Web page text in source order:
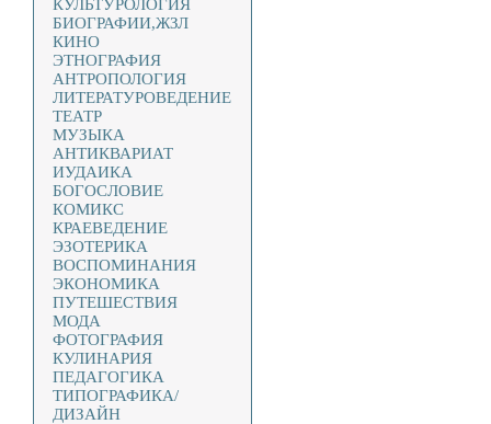
КУЛЬТУРОЛОГИЯ
БИОГРАФИИ,ЖЗЛ
КИНО
ЭТНОГРАФИЯ
АНТРОПОЛОГИЯ
ЛИТЕРАТУРОВЕДЕНИЕ
ТЕАТР
МУЗЫКА
АНТИКВАРИАТ
ИУДАИКА
БОГОСЛОВИЕ
КОМИКС
КРАЕВЕДЕНИЕ
ЭЗОТЕРИКА
ВОСПОМИНАНИЯ
ЭКОНОМИКА
ПУТЕШЕСТВИЯ
МОДА
ФОТОГРАФИЯ
КУЛИНАРИЯ
ПЕДАГОГИКА
ТИПОГРАФИКА/
ДИЗАЙН